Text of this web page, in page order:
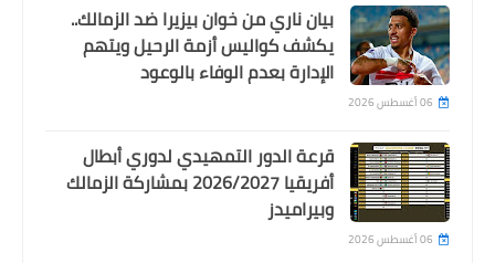
اخبار خفيفة
الزمالك يكتسح المصري برباعية في
افتتاحية مباريات مجموعة البطولة
بيان ناري من خوان بيزيرا ضد الزمالك..
يكشف كواليس أزمة الرحيل ويتهم
الإدارة بعدم الوفاء بالوعود
06 أغسطس 2026
قرعة الدور التمهيدي لدوري أبطال
أفريقيا 2026/2027 بمشاركة الزمالك
وبيراميدز
06 أغسطس 2026